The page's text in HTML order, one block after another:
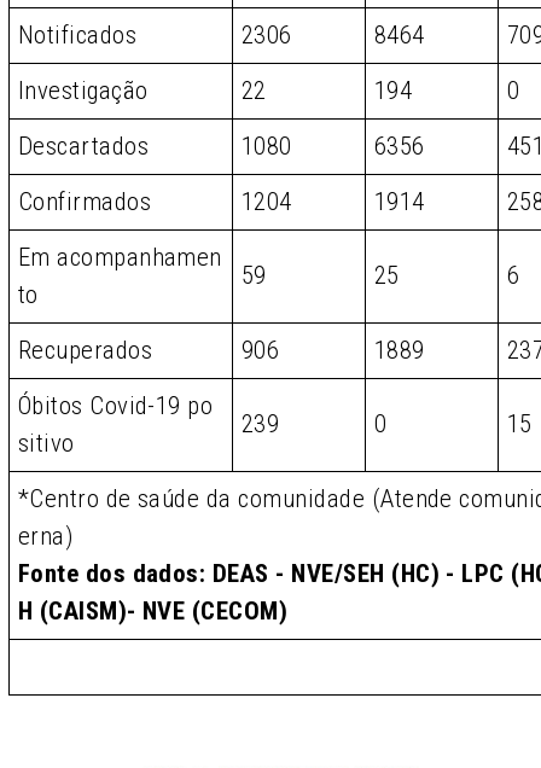
Notificados 2306 8464
Investigação
22 194
0
Descartados
1080 6356
Confirmados
1204 1914
Em acompanhamen
to
59 25 6
Recuperados 906 1889
Óbitos Covid-19 po
sitivo
239 0 15
*Centro de saúde da comunidade (Atende
erna)
Fonte dos dados: DEAS - NVE/SEH (HC) - LPC
H (CAISM)- NVE (CECOM)